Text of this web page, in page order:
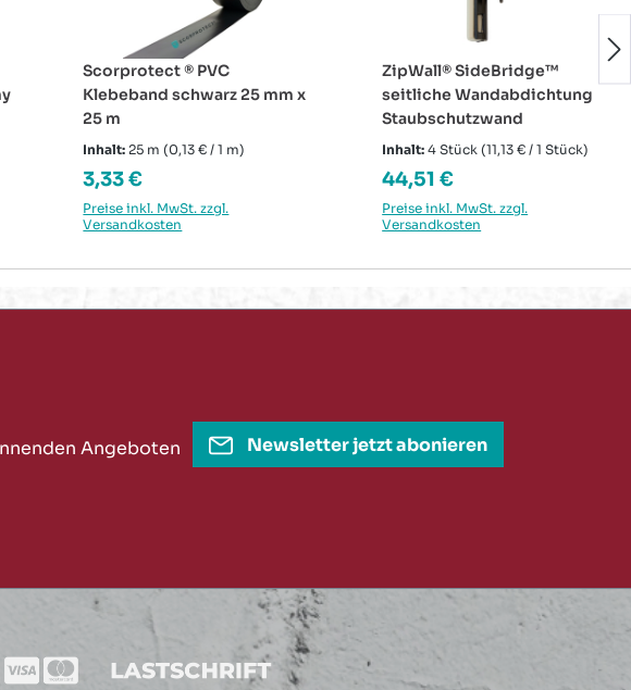
Scorprotect ® PVC
Klebeband schwarz 25 mm x
25 m
Inhalt:25 m(0,13 € / 1 m)
Regulärer Preis:
3,33 €
Preise inkl. MwSt. zzgl.
Versandkosten
ZipWall® SideBridge™
seitliche Wandabdichtung
Staubschutzwand
Inhalt:4 Stück(11,13 € / 1 Stück)
Regulärer Preis:
44,51 €
Preise inkl. MwSt. zzgl.
Versandkosten
Angeboten
Newsletter jetzt abonieren